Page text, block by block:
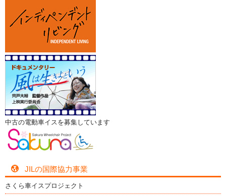
中古の電動車イスを募集しています
JILの国際協力事業
さくら車イスプロジェクト